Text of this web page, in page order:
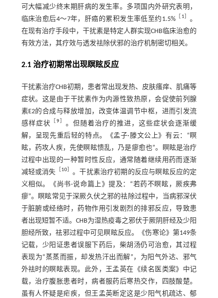
可大幅减少终末期肝病的发生率。多项国内外研究表明，
临床治愈后4～7年，肝癌的累积发生率低至约1.5% ［ 1］ 。
在现有治疗手段中，干扰素是特定人群实现CHB临床治愈的
有效方法，其疗效与透发祛除伏邪的治疗机制密切相关。
2.1 治疗初期常出现瞑眩反应
干扰素治疗CHB初期，患者常出现发热、皮肤瘙痒、肌痛等
症状。这是由于干扰素作为内源性致热原，会促使前列腺
素E2的合成与释放增加，改变体温调节中枢，进而引发流
感样症状 ［9］ 。但随着治疗的推进，这些症状会逐渐缓
解，呈现先重后轻的特点。《孟子·滕文公上》有云：“瞑
眩，药攻人疾，先使瞑眩愦乱，乃是瘳愈也”。瞑眩是治疗
过程中出现的一种暂时性反应，通常随着继续用药而逐渐
减轻或消失 ［10］ 。干扰素治疗初期的反应与瞑眩反应的定
义相似。《尚书·说命篇上》提及：“若药不瞑眩，厥疾弗
瘳”。瞑眩常见于深厥久伏之邪的祛除过程中，当病邪深伏
于脏腑或经络时，药物作用引发剧烈的排邪反应，导致患
者出现短暂不适。CHB为湿热疫毒之邪伏于厥阴肝经及少阳
胆经所致，祛邪过程中可见瞑眩反应。《伤寒论》第149条
记载，少阳证患者误服下药后，柴胡汤仍可治愈，其过程
表现为“蒸蒸而振，却发热汗出而解”，为阳气外达、邪气
外祛时的瞑眩表现。此外，王孟英在《续名医类案》中记
载，治疗腹胀患者时，病者服药后寒热交作，四肢酸楚。
虽有人怀疑是疟疾，但王孟英断定这是少阳气机疏达、郁